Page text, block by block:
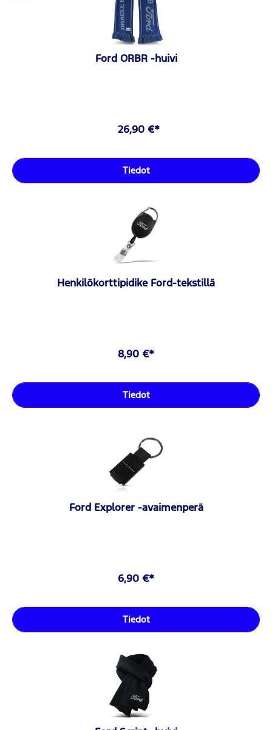
Ford ORBR -huivi
26,90 €*
Tiedot
Henkilökorttipidike Ford-tekstillä
8,90 €*
Tiedot
Ford Explorer -avaimenperä
6,90 €*
Tiedot